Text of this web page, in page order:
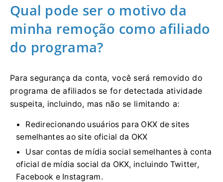
Qual pode ser o motivo da
minha remoção como afiliado
do programa?
Para segurança da conta, você será removido do
programa de afiliados se for detectada atividade
suspeita, incluindo, mas não se limitando a:
Redirecionando usuários para OKX de sites
semelhantes ao site oficial da OKX
Usar contas de mídia social semelhantes à conta
oficial de mídia social da OKX, incluindo Twitter,
Facebook e Instagram.